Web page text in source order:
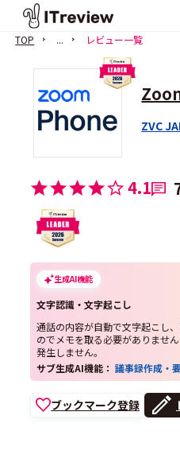
TOP ... レビュー一覧
ZVC
4.1
生成AI機能
文字認識・文字起こし
通話の内容が自動で文字起こし
のでメモを取る必要がありませ
発生しません。
サブ生成AI機能：議事録作成・
ブックマーク登録